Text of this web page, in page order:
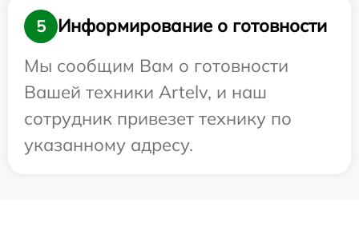
5
Информирование о готовности
Мы сообщим Вам о готовности
Вашей техники Artelv, и наш
сотрудник привезет технику по
указанному адресу.